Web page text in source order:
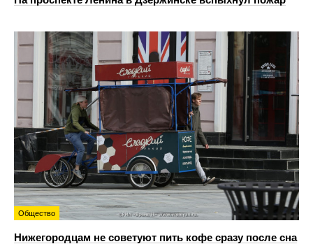
Общество
Нижегородцам не советуют пить кофе сразу после сна